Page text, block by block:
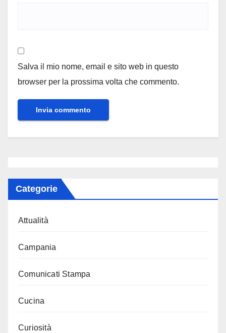
Salva il mio nome, email e sito web in questo
browser per la prossima volta che commento.
Categorie
Attualità
Campania
Comunicati Stampa
Cucina
Curiosità